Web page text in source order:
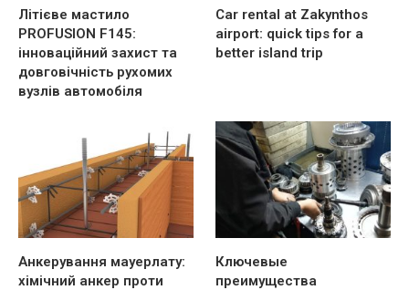
Літієве мастило
PROFUSION F145:
інноваційний захист та
довговічність рухомих
вузлів автомобіля
Car rental at Zakynthos
airport: quick tips for a
better island trip
Анкерування мауерлату:
хімічний анкер проти
Ключевые
преимущества